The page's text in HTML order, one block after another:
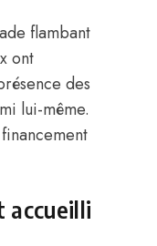
flambant
ont
des
lui-même.
accueilli